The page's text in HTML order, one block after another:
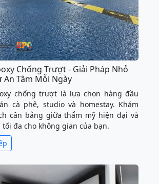
Chống Trượt - Giải Pháp Nhỏ
An Tâm Mỗi Ngày
chống trượt là lựa chọn hàng đầu
cà phê, studio và homestay. Khám
cân bằng giữa thẩm mỹ hiện đại và
tối đa cho không gian của bạn.